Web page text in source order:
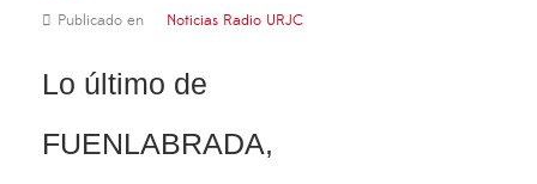
Publicado en Noticias Radio URJC
Lo último de
FUENLABRADA,